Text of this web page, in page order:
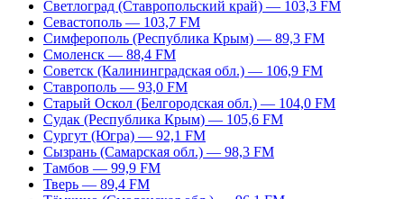
Светлоград (Ставропольский край) — 103,3 FM
Севастополь — 103,7 FM
Симферополь (Республика Крым) — 89,3 FM
Смоленск — 88,4 FM
Советск (Калининградская обл.) — 106,9 FM
Ставрополь — 93,0 FM
Старый Оскол (Белгородская обл.) — 104,0 FM
Судак (Республика Крым) — 105,6 FM
Сургут (Югра) — 92,1 FM
Сызрань (Самарская обл.) — 98,3 FM
Тамбов — 99,9 FM
Тверь — 89,4 FM